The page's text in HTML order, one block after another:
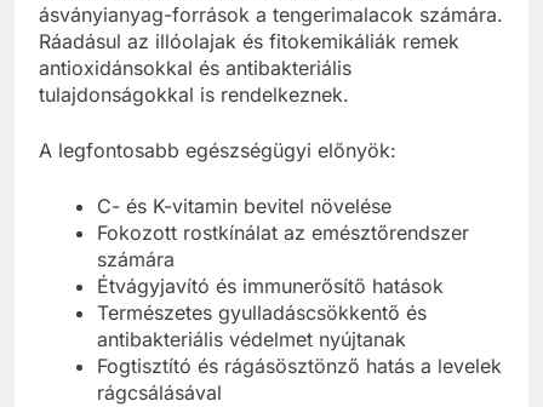
ásványianyag-források a tengerimalacok számára.
Ráadásul az illóolajak és fitokemikáliák remek
antioxidánsokkal és antibakteriális
tulajdonságokkal is rendelkeznek.
A legfontosabb egészségügyi előnyök:
C- és K-vitamin bevitel növelése
Fokozott rostkínálat az emésztőrendszer
számára
Étvágyjavító és immunerősítő hatások
Természetes gyulladáscsökkentő és
antibakteriális védelmet nyújtanak
Fogtisztító és rágásösztönző hatás a levelek
rágcsálásával